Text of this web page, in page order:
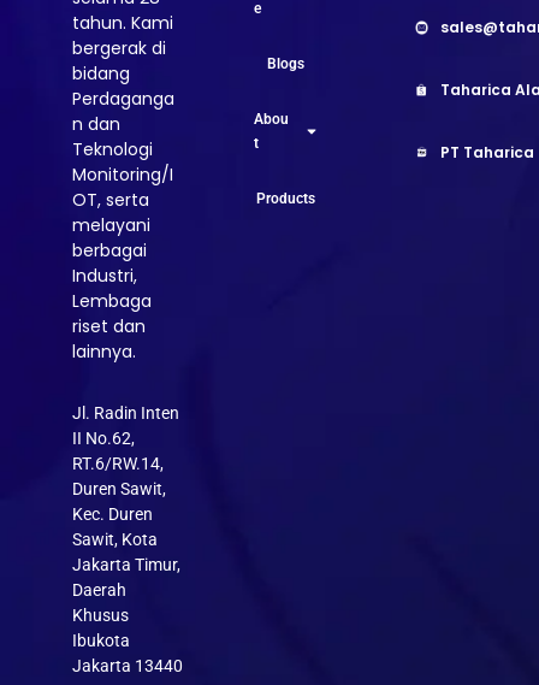
tahun. Kami
bergerak di
bidang
Perdaganga
n dan
Teknologi
Monitoring/I
OT, serta
melayani
berbagai
Industri,
Lembaga
riset dan
lainnya.
Jl. Radin Inten
II No.62,
RT.6/RW.14,
Duren Sawit,
Kec. Duren
Sawit, Kota
Jakarta Timur,
Daerah
Khusus
Ibukota
Jakarta 13440
e
Blogs
Abou
t
Products
Taharica
PT Taharica